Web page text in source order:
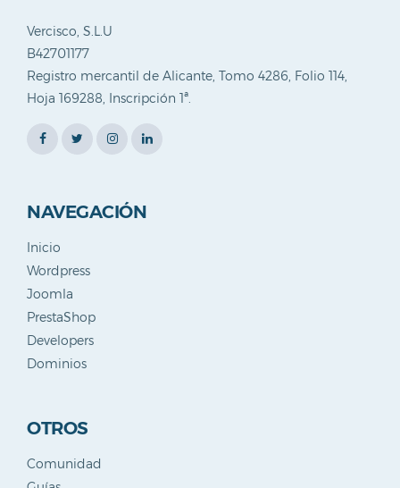
Vercisco, S.L.U
B42701177
Registro mercantil de Alicante, Tomo 4286, Folio 114,
Hoja 169288, Inscripción 1ª.
NAVEGACIÓN
Inicio
Wordpress
Joomla
PrestaShop
Developers
Dominios
OTROS
Comunidad